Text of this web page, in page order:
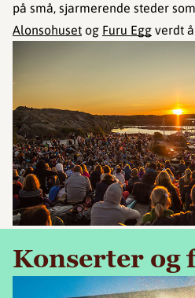
på små, sjarmerende steder som
Alonsohuset og Furu Egg verdt
Konserter og